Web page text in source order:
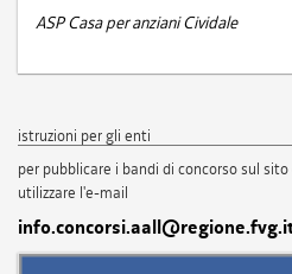
ASP Casa per anziani Cividale
istruzioni per gli enti
per pubblicare i bandi di concorso sul
utilizzare l'e-mail